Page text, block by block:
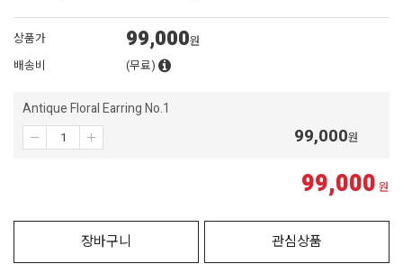
상품가 99,000원
배송비
(무료)
Antique Floral Earring No.1
99,000원
99,000 원
장바구니 관심상품